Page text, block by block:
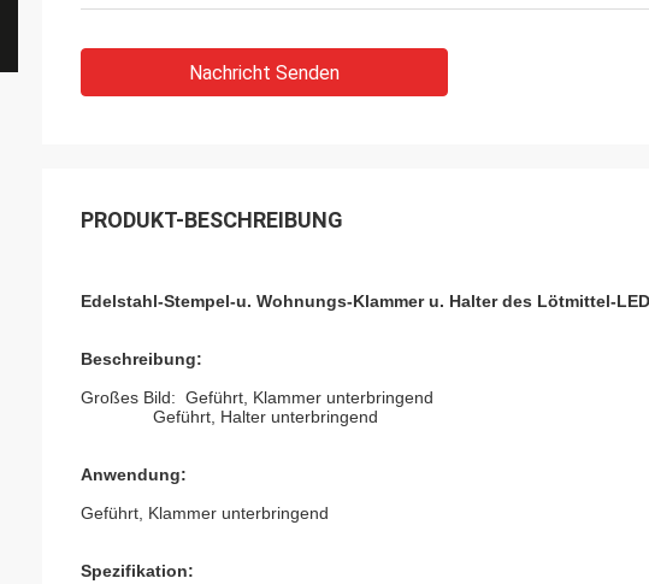
Nachricht Senden
PRODUKT-BESCHREIBUNG
Edelstahl-Stempel-u. Wohnungs-Klammer u. Halter des Lötmittel-LED
Beschreibung:
Großes Bild: Geführt, Klammer unterbringend
Geführt, Halter unterbringend
Anwendung:
Geführt, Klammer unterbringend
Spezifikation: